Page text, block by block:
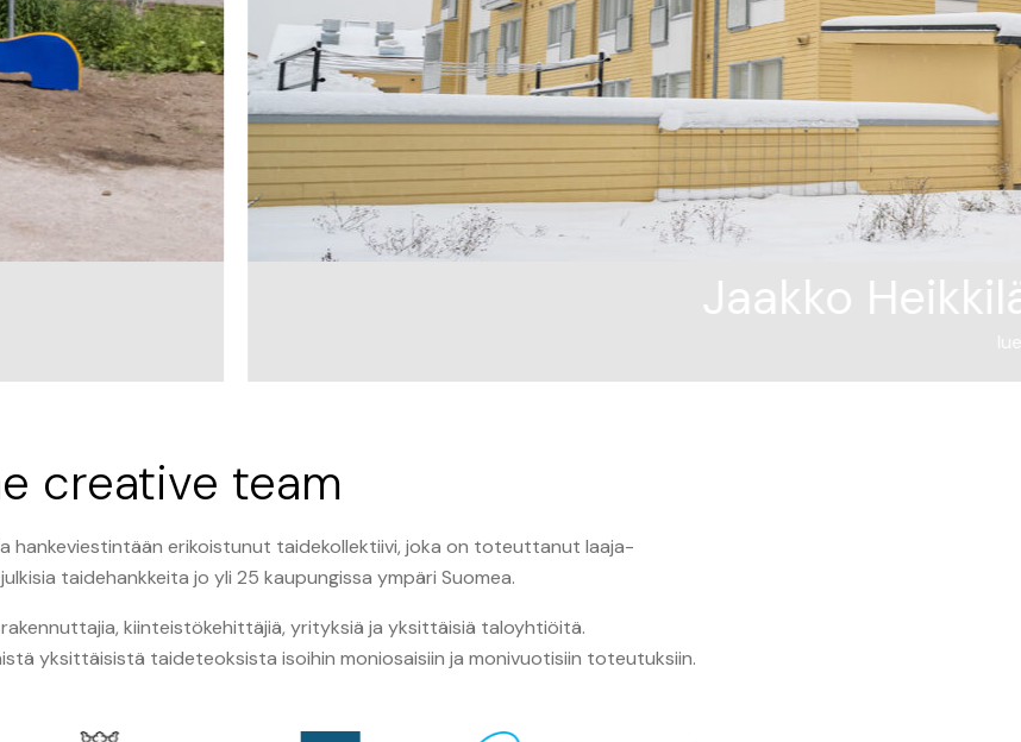
Kivenpuoleinen
creative team
hankeviestintään erikoistunut taidekollektiivi, joka on toteuttanut laaja-
taidehankkeita jo yli 25 kaupungissa ympäri Suomea.
rakennuttajia, kiinteistökehittäjiä, yrityksiä ja yksittäisiä taloyhtiöitä.
yksittäisistä taideteoksista isoihin moniosaisiin ja monivuotisiin toteutuksiin.